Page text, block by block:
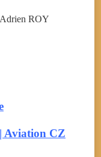
Adrien ROY
Aviation CZ